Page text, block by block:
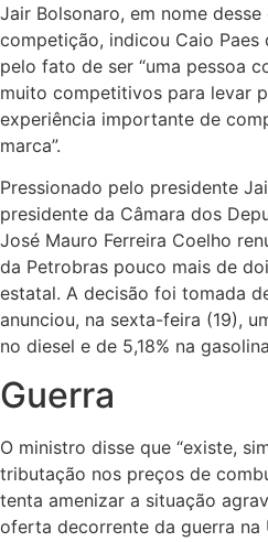
Jair Bolsonaro, em nome
competição, indicou Caio Paes
pelo fato de ser “uma pessoa
muito competitivos para levar
experiência importante de
marca”.
Pressionado pelo presidente
presidente da Câmara dos
José Mauro Ferreira Coelho
da Petrobras pouco mais de
estatal. A decisão foi tomada
anunciou, na sexta-feira (19),
no diesel e de 5,18% na
Guerra
O ministro disse que “existe,
tributação nos preços de
tenta amenizar a situação
oferta decorrente da guerra na